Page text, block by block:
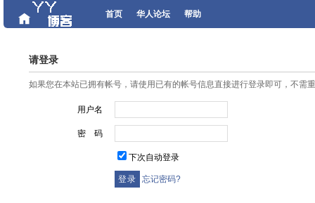
首页 华人论坛 帮助
请登录
如果您在本站已拥有帐号，请使用已有的帐号信息直接进行登录即可，不需
用户名
密 码
下次自动登录
忘记密码?